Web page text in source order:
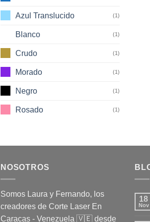
Azul Translucido (1)
Blanco (1)
Crudo (1)
Morado (1)
Negro (1)
Rosado (1)
NOSOTROS
Somos Laura y Fernando, los
creadores de Corte Laser En
Caracas - Venezuela 🇻🇪 desde
18
Nov